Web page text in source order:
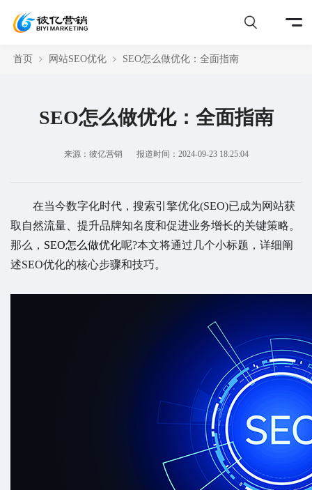
首页 网站SEO优化 SEO怎么做优化：全面指南
SEO怎么做优化：全面指南
来源：彼亿营销 报道时间：2024-09-23 18:25:04
在当今数字化时代，搜索引擎优化(SEO)已成为网站获
取自然流量、提升品牌知名度和促进业务增长的关键策略。
那么， SEO怎么做优化呢?本文将通过几个小标题，详细阐
述SEO优化的核心步骤和技巧。